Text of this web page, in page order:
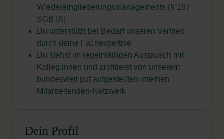
Wiedereingliederungsmanagements (§ 167
SGB IX)
Du unterstützt bei Bedarf unseren Vertrieb
durch deine Fachexpertise
Du stehst im regelmäßigen Austausch mit
Kolleg:innen und profitierst von unserem
bundesweit gut aufgestellten internen
Mitarbeitenden-Netzwerk
Dein Profil